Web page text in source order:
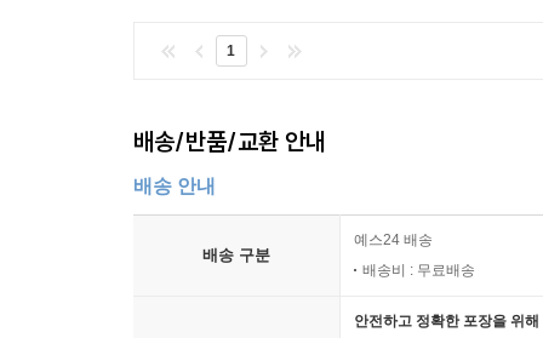
1
배송/반품/교환 안내
배송 안내
배송 구분
예스24 배송
배송비 : 무료배송
안전하고 정확한 포장을 위